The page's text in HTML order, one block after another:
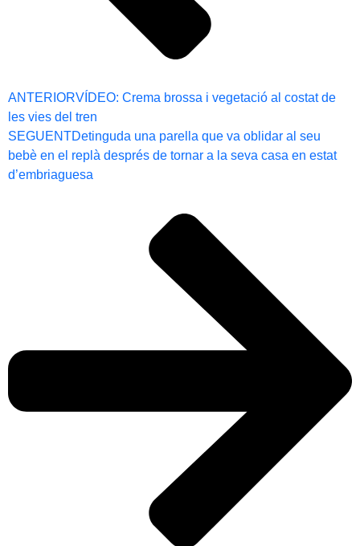
ANTERIORVÍDEO: Crema brossa i vegetació al costat de
les vies del tren
SEGUENTDetinguda una parella que va oblidar al seu
bebè en el replà després de tornar a la seva casa en estat
d’embriaguesa